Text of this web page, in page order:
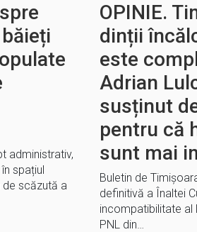
administrativ,
spațiul
scăzută a
OPINIE.
dinții
este
Adrian
susținut
pentru că
sunt mai
Buletin de
definitivă a Înaltei
incompatibilitate al
PNL din…